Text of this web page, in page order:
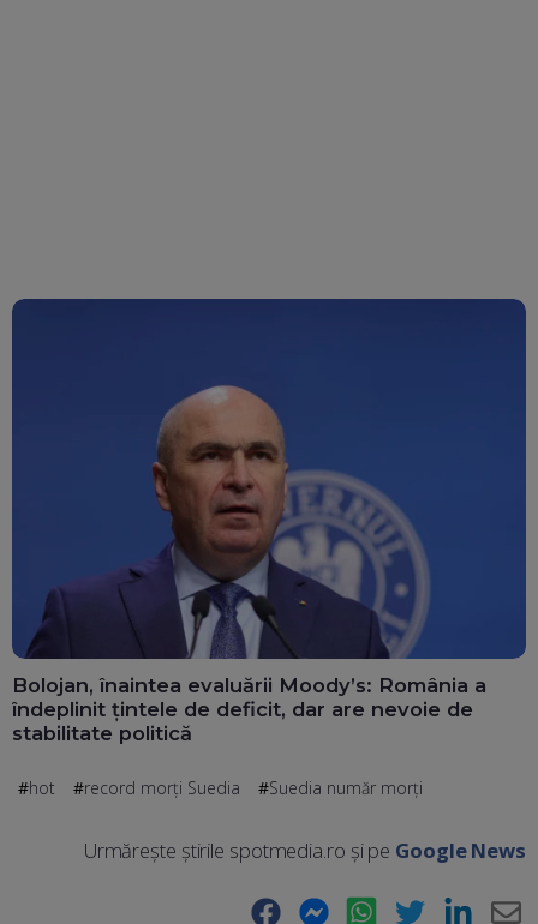
Bolojan, înaintea evaluării Moody’s: România a
îndeplinit țintele de deficit, dar are nevoie de
stabilitate politică
hot record morți Suedia Suedia număr morți
Urmărește știrile spotmedia.ro și pe Google News
Facebook Messenger WhatsApp Twitter LinkedIn